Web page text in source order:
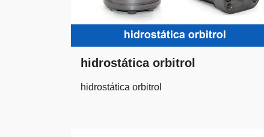
hidrostática orbitrol
hidrostática orbitrol